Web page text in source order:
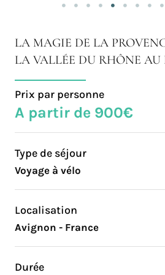
LA MAGIE DE LA
LA VALLÉE DU RHÔNE AU
Prix par personne
A partir de 900€
Type de séjour
Voyage à vélo
Localisation
Avignon - France
Durée